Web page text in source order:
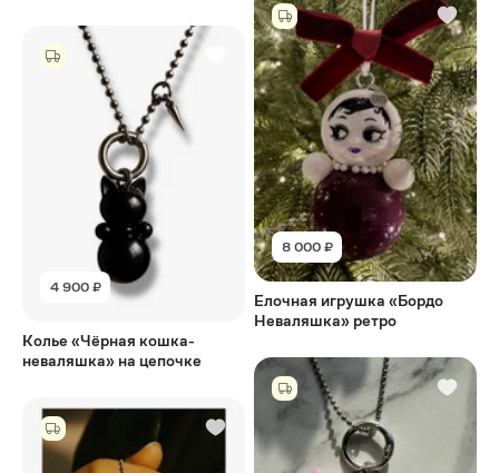
4 900 ₽
Колье «Чёрная кошка-
неваляшка» на цепочке
8 000 ₽
Елочная игрушка «Бордо
Неваляшка» ретро